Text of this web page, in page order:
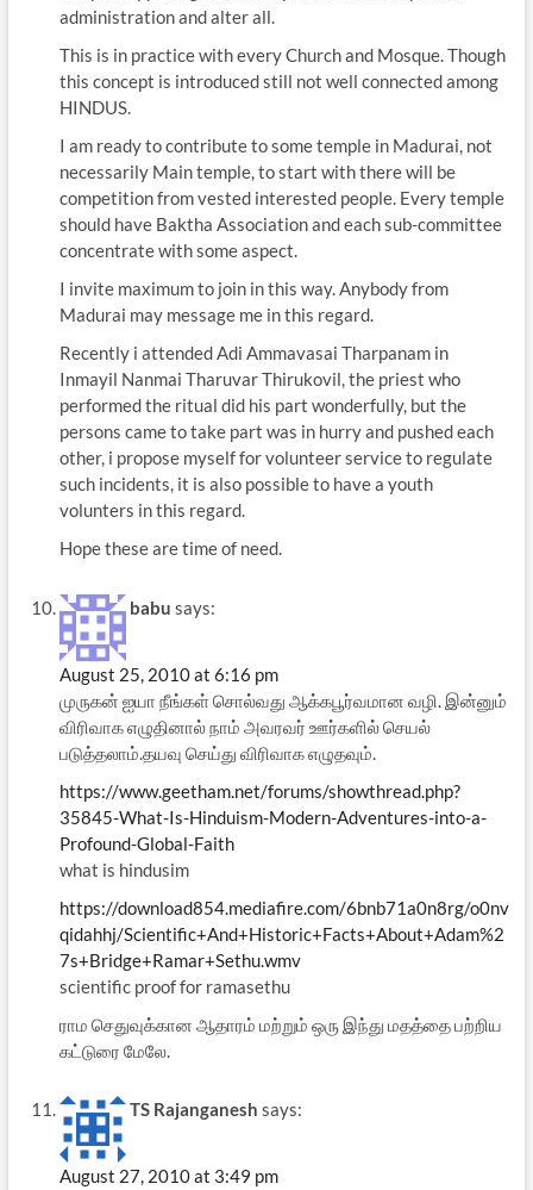
administration and alter all.
This is in practice with every Church and Mosque. Though
this concept is introduced still not well connected among
HINDUS.
I am ready to contribute to some temple in Madurai, not
necessarily Main temple, to start with there will be
competition from vested interested people. Every temple
should have Baktha Association and each sub-committee
concentrate with some aspect.
I invite maximum to join in this way. Anybody from
Madurai may message me in this regard.
Recently i attended Adi Ammavasai Tharpanam in
Inmayil Nanmai Tharuvar Thirukovil, the priest who
performed the ritual did his part wonderfully, but the
persons came to take part was in hurry and pushed each
other, i propose myself for volunteer service to regulate
such incidents, it is also possible to have a youth
volunters in this regard.
Hope these are time of need.
babu says:
August 25, 2010 at 6:16 pm
முருகன் ஐயா நீங்கள் சொல்வது ஆக்கபூர்வமான வழி. இன்னும்
விரிவாக எழுதினால் நாம் அவரவர் ஊர்களில் செயல்
படுத்தலாம்.தயவு செய்து விரிவாக எழுதவும்.
https://www.geetham.net/forums/showthread.php?
35845-What-Is-Hinduism-Modern-Adventures-into-a-
Profound-Global-Faith
what is hindusim
https://download854.mediafire.com/6bnb71a0n8rg/o0nv
qidahhj/Scientific+And+Historic+Facts+About+Adam%2
7s+Bridge+Ramar+Sethu.wmv
scientific proof for ramasethu
ராம செதுவுக்கான ஆதாரம் மற்றும் ஒரு இந்து மதத்தை பற்றிய
கட்டுரை மேலே.
TS Rajanganesh says:
August 27, 2010 at 3:49 pm